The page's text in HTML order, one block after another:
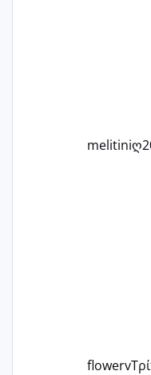
melitiniღ
flowerv